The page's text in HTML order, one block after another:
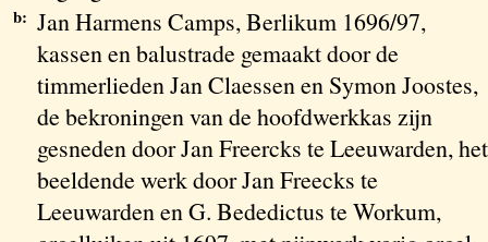
b: Jan Harmens Camps, Berlikum 1696/97,
kassen en balustrade gemaakt door de
timmerlieden Jan Claessen en Symon Joostes,
de bekroningen van de hoofdwerkkas zijn
gesneden door Jan Freercks te Leeuwarden, het
beeldende werk door Jan Freecks te
Leeuwarden en G. Bededictus te Workum,